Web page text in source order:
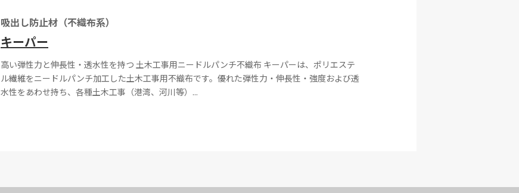
吸出し防止材（不織布系）
キーパー
高い弾性力と伸長性・透水性を持つ 土木工事用ニードルパンチ不織布 キーパーは、ポリエステ
ル繊維をニードルパンチ加工した土木工事用不織布です。優れた弾性力・伸長性・強度および透
水性をあわせ持ち、各種土木工事（港湾、河川等）...